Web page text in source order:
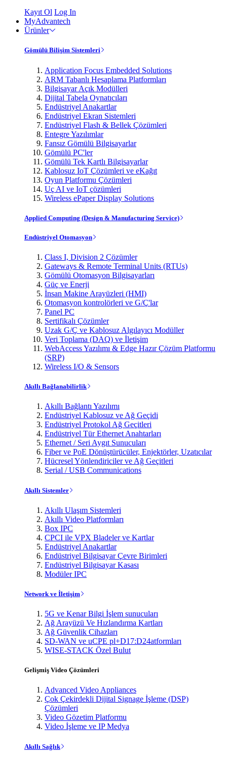
Kayıt Ol Log In
MyAdvantech
Ürünler
Gömülü Bilişim Sistemleri
Application Focus Embedded Solutions
ARM Tabanlı Hesaplama Platformları
Bilgisayar Açık Modülleri
Dijital Tabela Oynatıcıları
Endüstriyel Anakartlar
Endüstriyel Ekran Sistemleri
Endüstriyel Flash & Bellek Çözümleri
Entegre Yazılımlar
Fansız Gömülü Bilgisayarlar
Gömülü PC'ler
Gömülü Tek Kartlı Bilgisayarlar
Kablosuz IoT Çözümleri ve eKağıt
Oyun Platformu Çözümleri
Uç AI ve IoT çözümleri
Wireless ePaper Display Solutions
Applied Computing (Design & Manufacturing Service)
Endüstriyel Otomasyon
Class I, Division 2 Çözümler
Gateways & Remote Terminal Units (RTUs)
Gömülü Otomasyon Bilgisayarları
Güç ve Enerji
İnsan Makine Arayüzleri (HMI)
Otomasyon kontrolörleri ve G/Ç'lar
Panel PC
Sertifikalı Çözümler
Uzak G/Ç ve Kablosuz Algılayıcı Modüller
Veri Toplama (DAQ) ve İletişim
WebAccess Yazılımı & Edge Hazır Çözüm Platformu
(SRP)
Wireless I/O & Sensors
Akıllı Bağlanabilirlik
Akıllı Bağlantı Yazılımı
Endüstriyel Kablosuz ve Ağ Geçidi
Endüstriyel Protokol Ağ Geçitleri
Endüstriyel Tür Ethernet Anahtarları
Ethernet / Seri Aygıt Sunucuları
Fiber ve PoE Dönüştürücüler, Enjektörler, Uzatıcılar
Hücresel Yönlendiriciler ve Ağ Geçitleri
Serial / USB Communications
Akıllı Sistemler
Akıllı Ulaşım Sistemleri
Akıllı Video Platformları
Box IPC
CPCI ile VPX Bladeler ve Kartlar
Endüstriyel Anakartlar
Endüstriyel Bilgisayar Çevre Birimleri
Endüstriyel Bilgisayar Kasası
Modüler IPC
Network ve İletişim
5G ve Kenar Bilgi İşlem sunucuları
Ağ Arayüzü Ve Hızlandırma Kartları
Ağ Güvenlik Cihazları
SD-WAN ve uCPE pl+D17:D24atformları
WISE-STACK Özel Bulut
Gelişmiş Video Çözümleri
Advanced Video Appliances
Çok Çekirdekli Dijital Signage İşleme (DSP)
Çözümleri
Video Gözetim Platformu
Video İşleme ve IP Medya
Akıllı Sağlık